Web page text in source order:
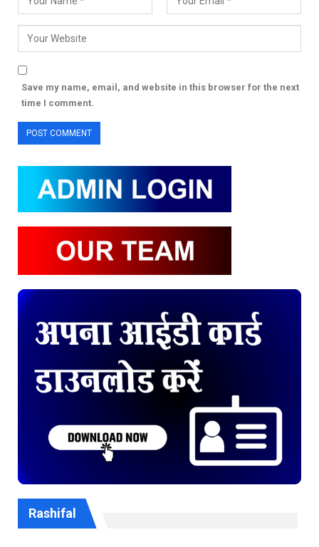
Save my name, email, and website in this browser for the next
time I comment.
Rashifal